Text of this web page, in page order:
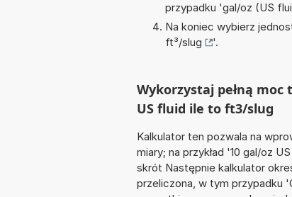
przypadku 'gal/oz (US
Na koniec wybierz
ft³/slug
'.
Wykorzystaj pełną
US fluid ile to ft3/slug
Kalkulator ten pozwala na
miary; na przykład '10 gal/oz
skrót Następnie kalkulator
przeliczona, w tym przypadku